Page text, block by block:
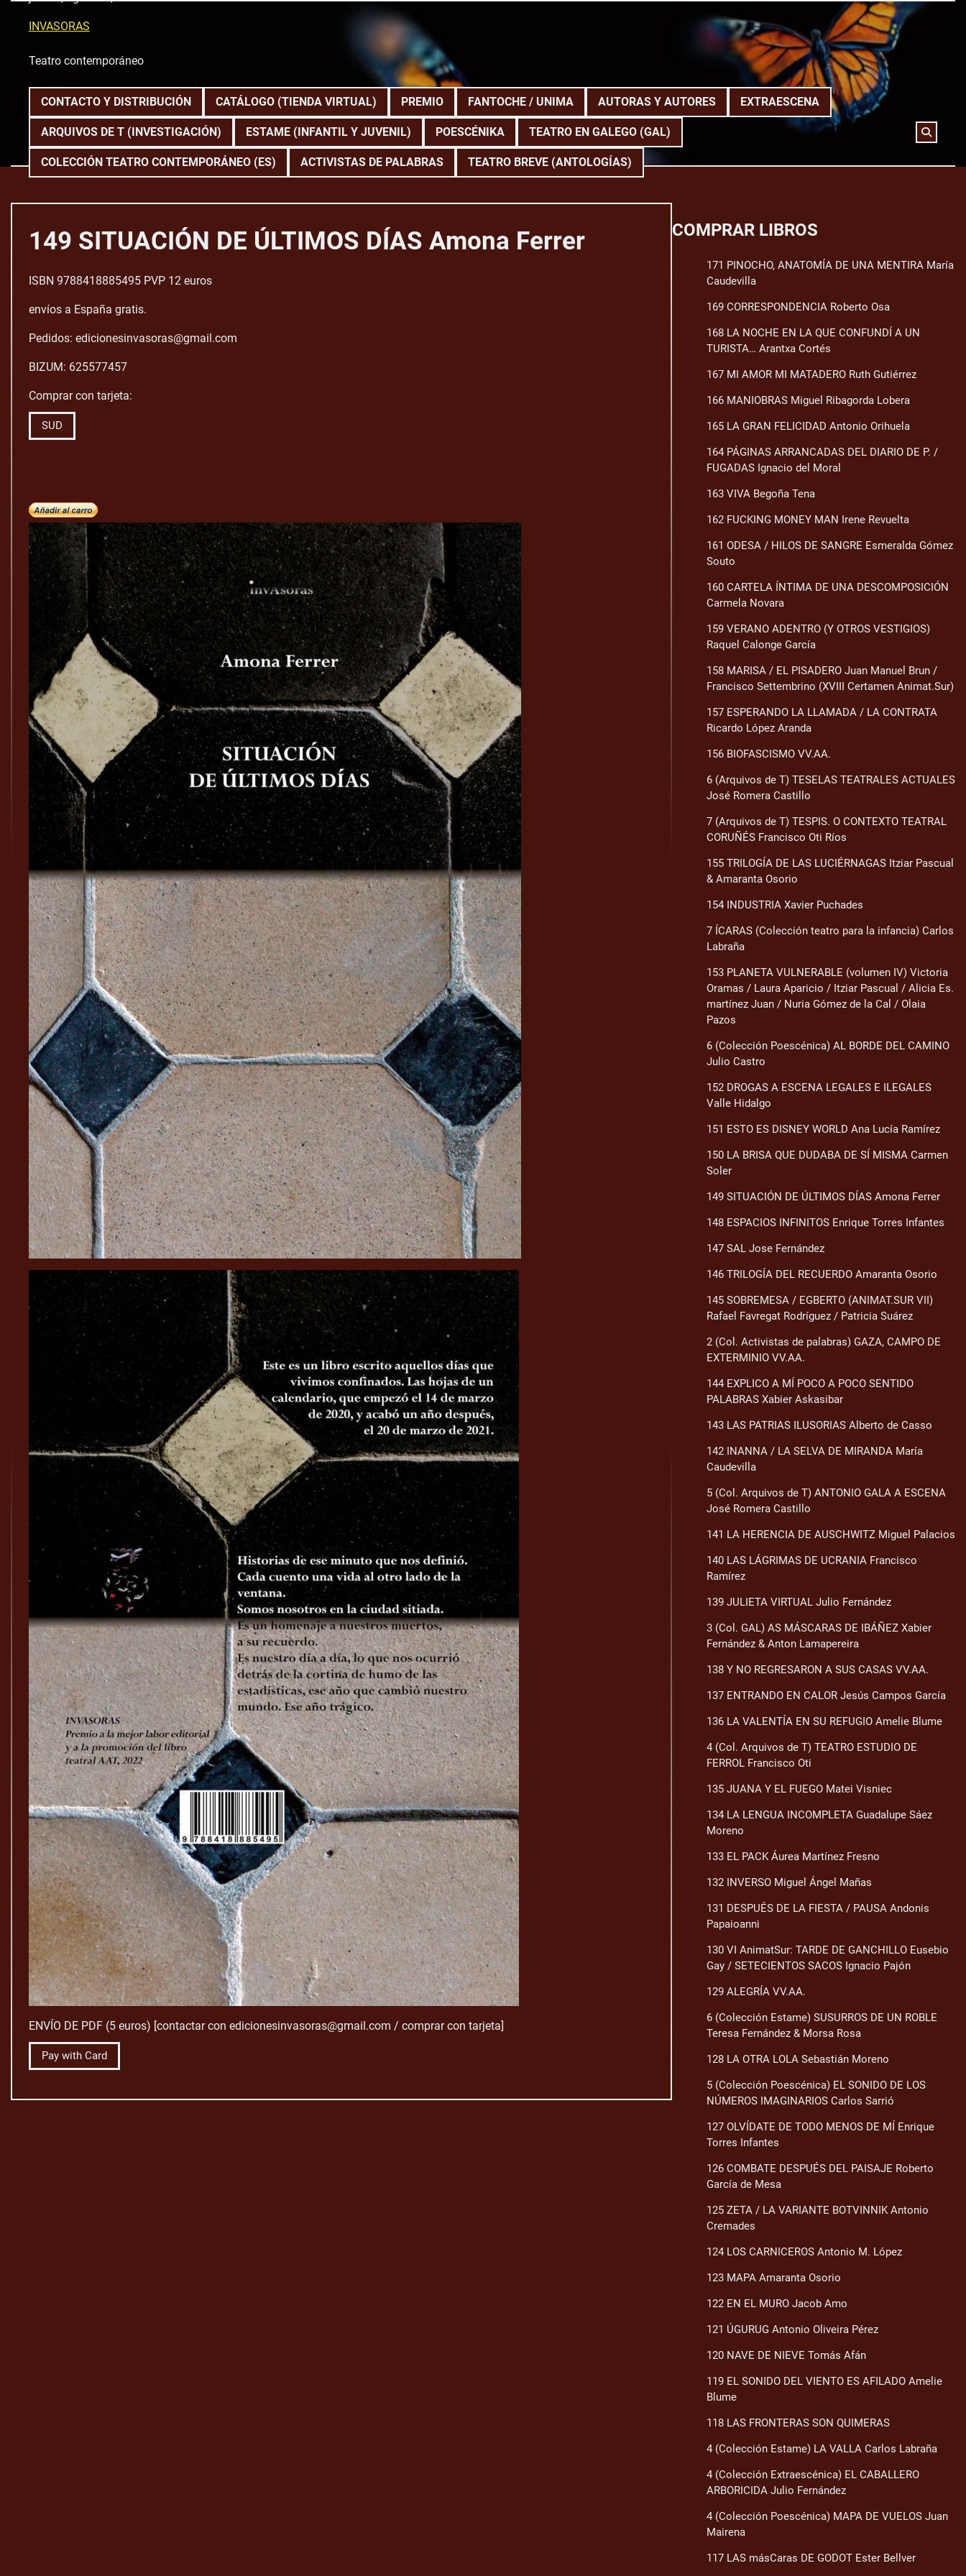
INVASORAS
Teatro contemporáneo
CONTACTO Y DISTRIBUCIÓN CATÁLOGO (TIENDA VIRTUAL) PREMIO FANTOCHE / UNIMA AUTORAS Y AUTORES EXTRAESCENA
ARQUIVOS DE T (INVESTIGACIÓN) ESTAME (INFANTIL Y JUVENIL) POESCÉNIKA TEATRO EN GALEGO (GAL)
COLECCIÓN TEATRO CONTEMPORÁNEO (ES) ACTIVISTAS DE PALABRAS TEATRO BREVE (ANTOLOGÍAS)
149 SITUACIÓN DE ÚLTIMOS DÍAS Amona Ferrer
ISBN 9788418885495 PVP 12 euros
envíos a España gratis.
Pedidos: edicionesinvasoras@gmail.com
BIZUM: 625577457
Comprar con tarjeta:
SUD
ENVÍO DE PDF (5 euros) [contactar con edicionesinvasoras@gmail.com / comprar con tarjeta]
Pay with Card
COMPRAR LIBROS
171 PINOCHO, ANATOMÍA DE UNA MENTIRA María
Caudevilla
169 CORRESPONDENCIA Roberto Osa
168 LA NOCHE EN LA QUE CONFUNDÍ A UN
TURISTA… Arantxa Cortés
167 MI AMOR MI MATADERO Ruth Gutiérrez
166 MANIOBRAS Miguel Ribagorda Lobera
165 LA GRAN FELICIDAD Antonio Orihuela
164 PÁGINAS ARRANCADAS DEL DIARIO DE P. /
FUGADAS Ignacio del Moral
163 VIVA Begoña Tena
162 FUCKING MONEY MAN Irene Revuelta
161 ODESA / HILOS DE SANGRE Esmeralda Gómez
Souto
160 CARTELA ÍNTIMA DE UNA DESCOMPOSICIÓN
Carmela Novara
159 VERANO ADENTRO (Y OTROS VESTIGIOS)
Raquel Calonge García
158 MARISA / EL PISADERO Juan Manuel Brun /
Francisco Settembrino (XVIII Certamen Animat.Sur)
157 ESPERANDO LA LLAMADA / LA CONTRATA
Ricardo López Aranda
156 BIOFASCISMO VV.AA.
6 (Arquivos de T) TESELAS TEATRALES ACTUALES
José Romera Castillo
7 (Arquivos de T) TESPIS. O CONTEXTO TEATRAL
CORUÑÉS Francisco Oti Ríos
155 TRILOGÍA DE LAS LUCIÉRNAGAS Itziar Pascual
& Amaranta Osorio
154 INDUSTRIA Xavier Puchades
7 ÍCARAS (Colección teatro para la infancia) Carlos
Labraña
153 PLANETA VULNERABLE (volumen IV) Victoria
Oramas / Laura Aparicio / Itziar Pascual / Alicia Es.
martínez Juan / Nuria Gómez de la Cal / Olaia
Pazos
6 (Colección Poescénica) AL BORDE DEL CAMINO
Julio Castro
152 DROGAS A ESCENA LEGALES E ILEGALES
Valle Hidalgo
151 ESTO ES DISNEY WORLD Ana Lucía Ramírez
150 LA BRISA QUE DUDABA DE SÍ MISMA Carmen
Soler
149 SITUACIÓN DE ÚLTIMOS DÍAS Amona Ferrer
148 ESPACIOS INFINITOS Enrique Torres Infantes
147 SAL Jose Fernández
146 TRILOGÍA DEL RECUERDO Amaranta Osorio
145 SOBREMESA / EGBERTO (ANIMAT.SUR VII)
Rafael Favregat Rodríguez / Patricia Suárez
2 (Col. Activistas de palabras) GAZA, CAMPO DE
EXTERMINIO VV.AA.
144 EXPLICO A MÍ POCO A POCO SENTIDO
PALABRAS Xabier Askasibar
143 LAS PATRIAS ILUSORIAS Alberto de Casso
142 INANNA / LA SELVA DE MIRANDA María
Caudevilla
5 (Col. Arquivos de T) ANTONIO GALA A ESCENA
José Romera Castillo
141 LA HERENCIA DE AUSCHWITZ Miguel Palacios
140 LAS LÁGRIMAS DE UCRANIA Francisco
Ramírez
139 JULIETA VIRTUAL Julio Fernández
3 (Col. GAL) AS MÁSCARAS DE IBÁÑEZ Xabier
Fernández & Anton Lamapereira
138 Y NO REGRESARON A SUS CASAS VV.AA.
137 ENTRANDO EN CALOR Jesús Campos García
136 LA VALENTÍA EN SU REFUGIO Amelie Blume
4 (Col. Arquivos de T) TEATRO ESTUDIO DE
FERROL Francisco Oti
135 JUANA Y EL FUEGO Matei Visniec
134 LA LENGUA INCOMPLETA Guadalupe Sáez
Moreno
133 EL PACK Áurea Martínez Fresno
132 INVERSO Miguel Ángel Mañas
131 DESPUÉS DE LA FIESTA / PAUSA Andonis
Papaioanni
130 VI AnimatSur: TARDE DE GANCHILLO Eusebio
Gay / SETECIENTOS SACOS Ignacio Pajón
129 ALEGRÍA VV.AA.
6 (Colección Estame) SUSURROS DE UN ROBLE
Teresa Fernández & Morsa Rosa
128 LA OTRA LOLA Sebastián Moreno
5 (Colección Poescénica) EL SONIDO DE LOS
NÚMEROS IMAGINARIOS Carlos Sarrió
127 OLVÍDATE DE TODO MENOS DE MÍ Enrique
Torres Infantes
126 COMBATE DESPUÉS DEL PAISAJE Roberto
García de Mesa
125 ZETA / LA VARIANTE BOTVINNIK Antonio
Cremades
124 LOS CARNICEROS Antonio M. López
123 MAPA Amaranta Osorio
122 EN EL MURO Jacob Amo
121 ÚGURUG Antonio Oliveira Pérez
120 NAVE DE NIEVE Tomás Afán
119 EL SONIDO DEL VIENTO ES AFILADO Amelie
Blume
118 LAS FRONTERAS SON QUIMERAS
4 (Colección Estame) LA VALLA Carlos Labraña
4 (Colección Extraescénica) EL CABALLERO
ARBORICIDA Julio Fernández
4 (Colección Poescénica) MAPA DE VUELOS Juan
Mairena
117 LAS másCaras DE GODOT Ester Bellver